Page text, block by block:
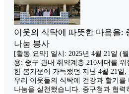
이웃의 식탁에 따뜻한 마음을:
나눔 봉사
[활동 요약] 일시: 2025년 4월 21일 (
용: 중구 관내 취약계층 210세대를
한 봄기운이 가득했던 지난 4월 21일
우리 이웃들의 식탁에 건강과 활기를
나눔을 실천했습니다. 중구청과 협력